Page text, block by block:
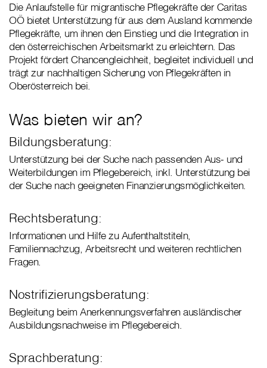
Die Anlaufstelle für migrantische Pflegekräfte der Caritas
OÖ bietet Unterstützung für aus dem Ausland kommende
Pflegekräfte, um ihnen den Einstieg und die Integration in
den österreichischen Arbeitsmarkt zu erleichtern. Das
Projekt fördert Chancengleichheit, begleitet individuell und
trägt zur nachhaltigen Sicherung von Pflegekräften in
Oberösterreich bei.
Was bieten wir an?
Bildungsberatung:
Unterstützung bei der Suche nach passenden Aus- und
Weiterbildungen im Pflegebereich, inkl. Unterstützung bei
der Suche nach geeigneten Finanzierungsmöglichkeiten.
Rechtsberatung:
Informationen und Hilfe zu Aufenthaltstiteln,
Familiennachzug, Arbeitsrecht und weiteren rechtlichen
Fragen.
Nostrifizierungsberatung:
Begleitung beim Anerkennungsverfahren ausländischer
Ausbildungsnachweise im Pflegebereich.
Sprachberatung: